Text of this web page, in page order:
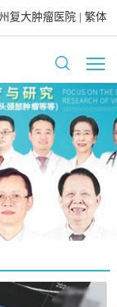
复大肿瘤医院| 繁体